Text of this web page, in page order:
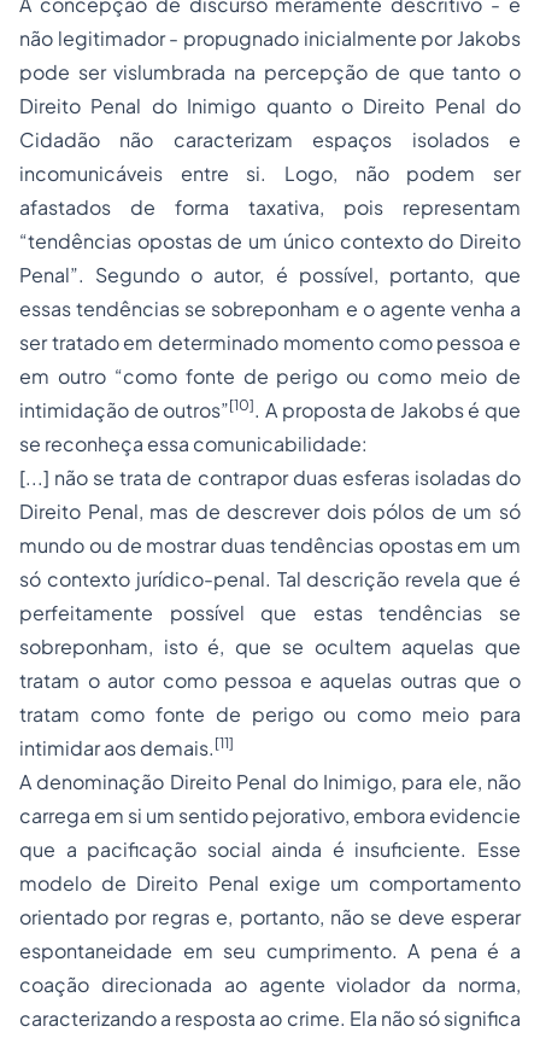
não legitimador - propugnado inicialmente por Jakobs
pode ser vislumbrada na percepção de que tanto o
Direito Penal do Inimigo quanto o Direito Penal do
Cidadão não caracterizam espaços isolados e
incomunicáveis entre si. Logo, não podem ser
afastados de forma taxativa, pois representam
“tendências opostas de um único contexto do Direito
Penal”. Segundo o autor, é possível, portanto, que
essas tendências se sobreponham e o agente venha a
ser tratado em determinado momento como pessoa e
em outro “como fonte de perigo ou como meio de
intimidação de outros”[10]. A proposta de Jakobs é que
se reconheça essa comunicabilidade:
[...] não se trata de contrapor duas esferas isoladas do
Direito Penal, mas de descrever dois pólos de um só
mundo ou de mostrar duas tendências opostas em um
só contexto jurídico-penal. Tal descrição revela que é
perfeitamente possível que estas tendências se
sobreponham, isto é, que se ocultem aquelas que
tratam o autor como pessoa e aquelas outras que o
tratam como fonte de perigo ou como meio para
intimidar aos demais. [11]
A denominação Direito Penal do Inimigo, para ele, não
carrega em si um sentido pejorativo, embora evidencie
que a pacificação social ainda é insuficiente. Esse
modelo de Direito Penal exige um comportamento
orientado por regras e, portanto, não se deve esperar
espontaneidade em seu cumprimento. A pena é a
coação direcionada ao agente violador da norma,
caracterizando a resposta ao crime. Ela não só significa